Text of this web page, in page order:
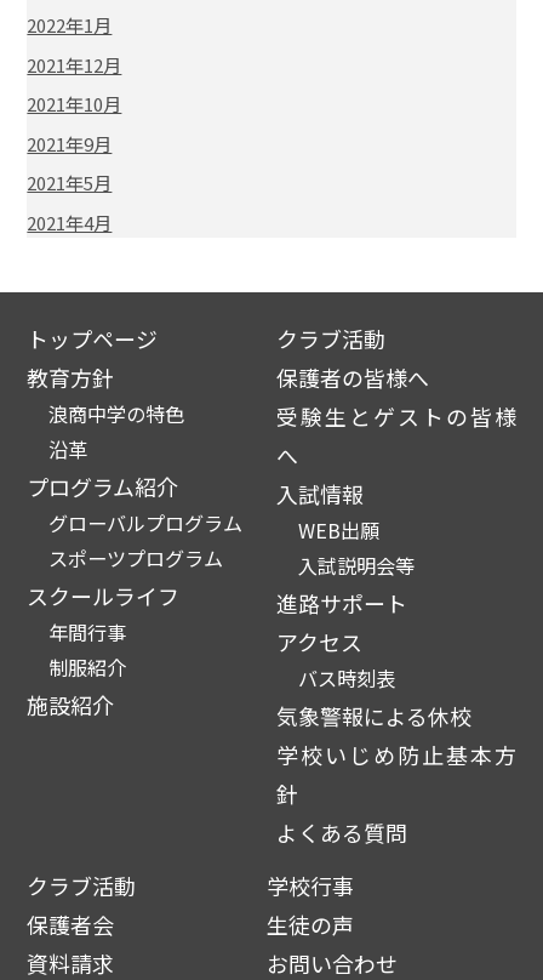
2022年1月
2021年12月
2021年10月
2021年9月
2021年5月
2021年4月
トップページ
教育方針
浪商中学の特色
沿革
プログラム紹介
グローバルプログラム
スポーツプログラム
スクールライフ
年間行事
制服紹介
施設紹介
クラブ活動
保護者の皆様へ
受験生とゲストの皆様
へ
入試情報
WEB出願
入試説明会等
進路サポート
アクセス
バス時刻表
気象警報による休校
学校いじめ防止基本方
針
よくある質問
クラブ活動
学校行事
保護者会
生徒の声
資料請求
お問い合わせ